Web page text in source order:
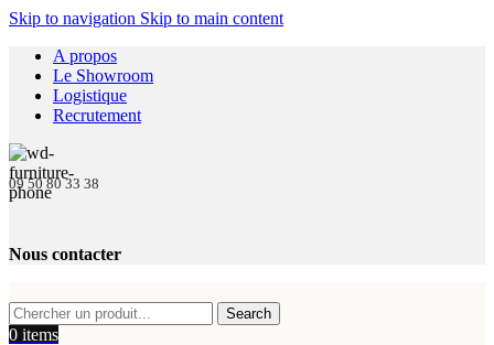
Skip to navigation Skip to main content
A propos
Le Showroom
Logistique
Recrutement
09 50 80 33 38
Nous contacter
Search
0 items